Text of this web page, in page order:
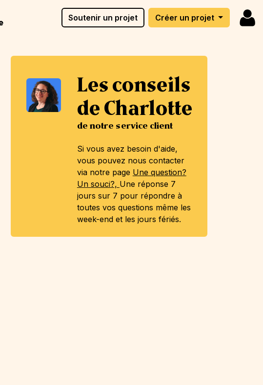
Soutenir un projet Créer un projet
Les conseils
de Charlotte
de notre service client
Si vous avez besoin d'aide,
vous pouvez nous contacter
via notre page Une question?
Un souci?, Une réponse 7
jours sur 7 pour répondre à
toutes vos questions même les
week-end et les jours fériés.